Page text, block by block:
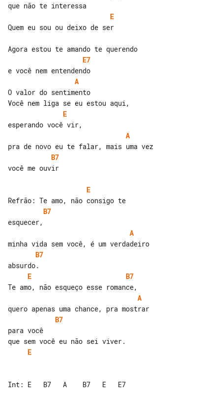
E
Quem eu sou ou deixo de ser
E7
A
O valor do sentimento
E
A
B7
você me ouvir
E
B7
A
B7
E
B7
A
B7
para você
E
Int: E   B7   A    B7   E   E7